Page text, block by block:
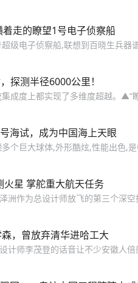
走的瞭望1号电子侦察船
级电子侦察船,联想到百晓生兵器
探测半径6000公里！
成度上都实现了多维度超越。▲“
海试，成为中国海上天眼
个巨大球体,外形酷炫,性能出色,
星 掌舵重大航天任务
洲作为总设计师放飞的第三个深
，曾放弃清华进哈工大
计师李茂登的话音让不少安徽人